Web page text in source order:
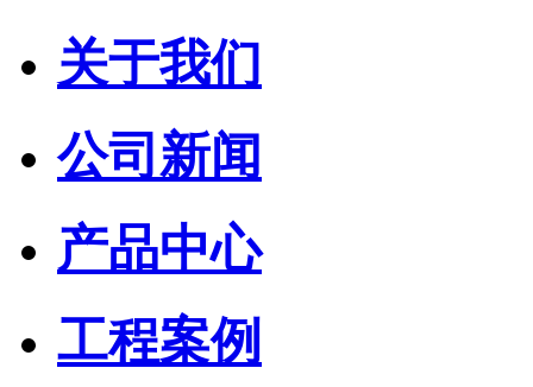
关于我们
公司新闻
产品中心
工程案例